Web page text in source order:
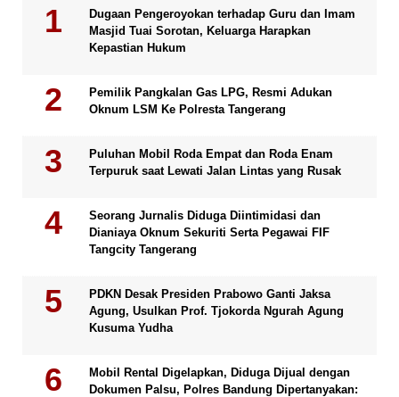
Dugaan Pengeroyokan terhadap Guru dan Imam
Masjid Tuai Sorotan, Keluarga Harapkan
Kepastian Hukum
Pemilik Pangkalan Gas LPG, Resmi Adukan
Oknum LSM Ke Polresta Tangerang
Puluhan Mobil Roda Empat dan Roda Enam
Terpuruk saat Lewati Jalan Lintas yang Rusak
Seorang Jurnalis Diduga Diintimidasi dan
Dianiaya Oknum Sekuriti Serta Pegawai FIF
Tangcity Tangerang
PDKN Desak Presiden Prabowo Ganti Jaksa
Agung, Usulkan Prof. Tjokorda Ngurah Agung
Kusuma Yudha
Mobil Rental Digelapkan, Diduga Dijual dengan
Dokumen Palsu, Polres Bandung Dipertanyakan: